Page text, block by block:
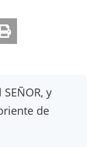
y
de